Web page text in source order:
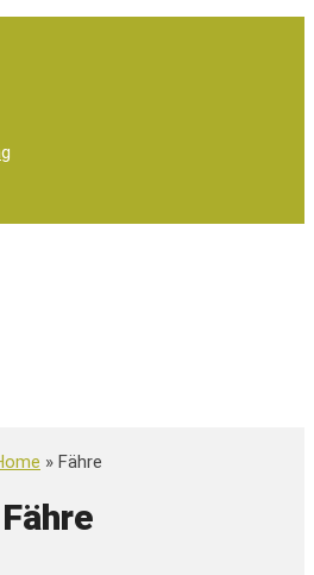
» Fähre
Fähre